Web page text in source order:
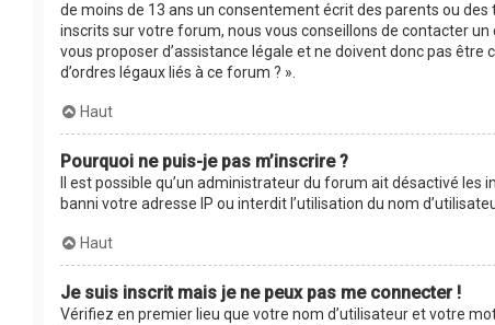
de moins de 13 ans un consentement écrit des parents ou
inscrits sur votre forum, nous vous conseillons de contacter
vous proposer d’assistance légale et ne doivent donc pas
d’ordres légaux liés à ce forum ? ».
Haut
Pourquoi ne puis-je pas m’inscrire ?
Il est possible qu’un administrateur du forum ait désactivé
banni votre adresse IP ou interdit l’utilisation du nom
Haut
Je suis inscrit mais je ne peux pas me connecter !
Vérifiez en premier lieu que votre nom d’utilisateur et votre